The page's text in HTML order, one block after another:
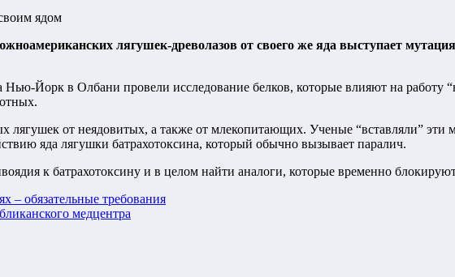
ядом
лягушек-древолазов от своего же яда выступает
Йорк в Олбани провели исследование белков, которые влияют на работу
лягушек от неядовитых, а также от млекопитающих. Ученые “вставляли”
яда лягушки батрахотоксина, который обычно вызывает паралич.
к батрахотоксину и в целом найти аналоги, которые временно
– обязательные требования
медцентра